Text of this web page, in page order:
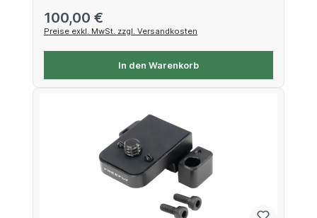
Regulärer Preis:
100,00 €
Preise exkl. MwSt. zzgl. Versandkosten
In den Warenkorb